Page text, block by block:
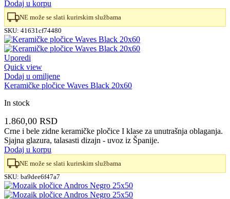
Dodaj u korpu
NE može se slati kurirskim službama
SKU: 41631cf74480
Uporedi
Quick view
Dodaj u omiljene
Keramičke pločice Waves Black 20x60
In stock
1.860,00 RSD
Crne i bele zidne keramičke pločice I klase za unutrašnja oblaganja.
Sjajna glazura, talasasti dizajn - uvoz iz Španije.
Dodaj u korpu
NE može se slati kurirskim službama
SKU: ba9dee6f47a7